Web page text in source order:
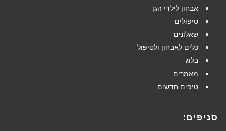
אבחון לילדי הגן
טיפולים
שאלונים
כלים לאבחון ולטיפול
בלוג
מאמרים
טיפים חדשים
סניפים: